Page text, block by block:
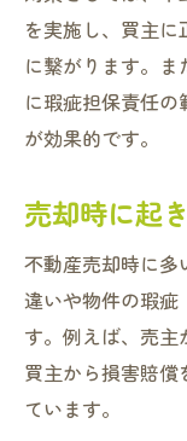
売却後
不動産
売却におけ
不動産
契約不
重要事
不動産
相続物
を実施し、買主
に繋がります。
に瑕疵担保責任
が効果的です。
売却時に起
不動産売却時に多
違いや物件の瑕疵
す。例えば、売主
買主から損害賠
ています。